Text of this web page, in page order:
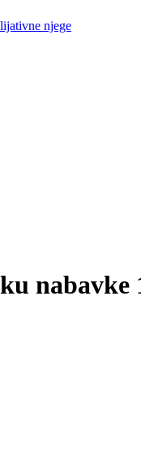
njege
nabavke